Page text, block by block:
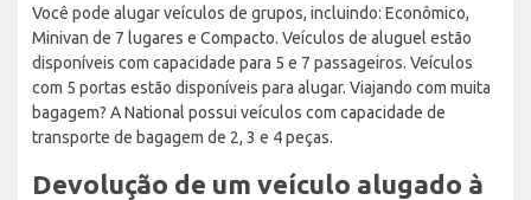
Você pode alugar veículos de grupos, incluindo: Econômico,
Minivan de 7 lugares e Compacto. Veículos de aluguel estão
disponíveis com capacidade para 5 e 7 passageiros. Veículos
com 5 portas estão disponíveis para alugar. Viajando com muita
bagagem? A National possui veículos com capacidade de
transporte de bagagem de 2, 3 e 4 peças.
Devolução de um veículo alugado à